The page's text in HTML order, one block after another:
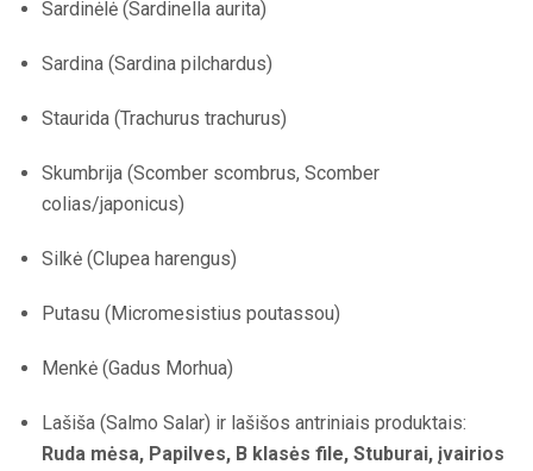
Sardinėlė (Sardinella aurita)
Sardina (Sardina pilchardus)
Staurida (Trachurus trachurus)
Skumbrija (Scomber scombrus, Scomber
colias/japonicus)
Silkė (Clupea harengus)
Putasu (Micromesistius poutassou)
Menkė (Gadus Morhua)
Lašiša (Salmo Salar) ir lašišos antriniais produktais:
Ruda mėsa, Papilves, B klasės file, Stuburai, įvairios